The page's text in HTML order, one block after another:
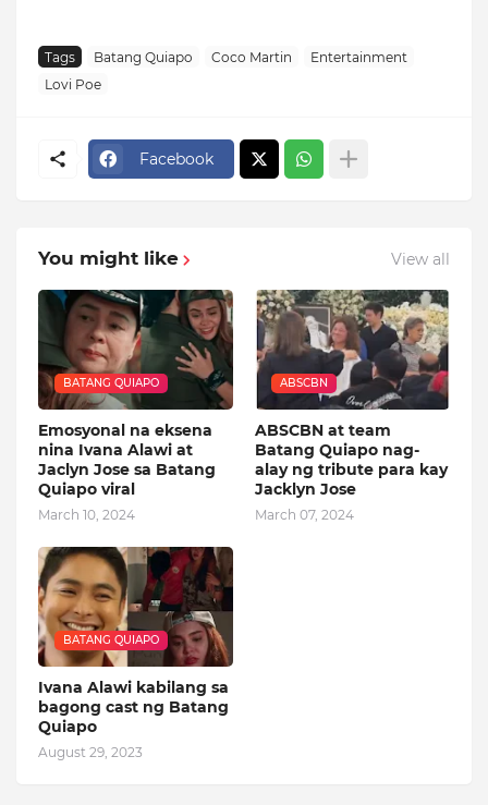
Tags Batang Quiapo Coco Martin
Entertainment
Lovi Poe
Facebook
You might like View all
BATANG QUIAPO
Emosyonal na eksena
nina Ivana Alawi at
Jaclyn Jose sa Batang
Quiapo viral
March 10, 2024
ABSCBN
ABSCBN at team
Batang Quiapo nag-
alay ng tribute para kay
Jacklyn Jose
March 07, 2024
BATANG QUIAPO
Ivana Alawi kabilang sa
bagong cast ng Batang
Quiapo
August 29, 2023